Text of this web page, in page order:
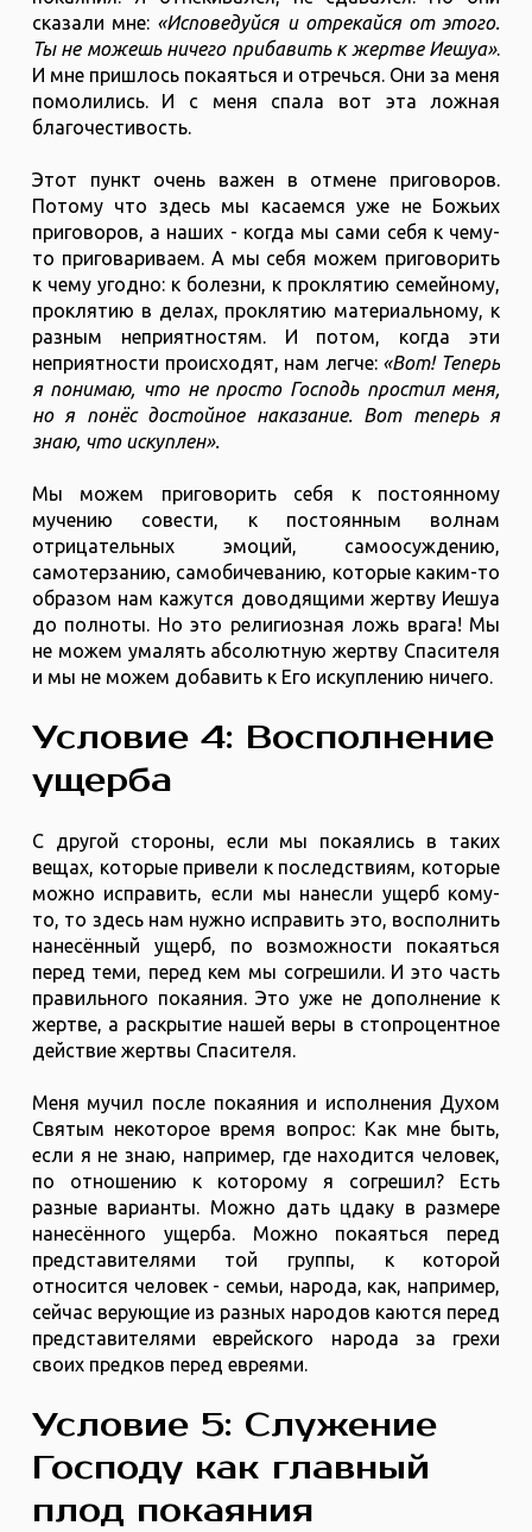
сказали мне: «Исповедуйся и отрекайся от этого.
Ты не можешь ничего прибавить к жертве Иешуа».
И мне пришлось покаяться и отречься. Они за меня
помолились. И с меня спала вот эта ложная
благочестивость.
Этот пункт очень важен в отмене приговоров.
Потому что здесь мы касаемся уже не Божьих
приговоров, а наших - когда мы сами себя к чему-
то приговариваем. А мы себя можем приговорить
к чему угодно: к болезни, к проклятию семейному,
проклятию в делах, проклятию материальному, к
разным неприятностям. И потом, когда эти
неприятности происходят, нам легче: «Вот! Теперь
я понимаю, что не просто Господь простил меня,
но я понёс достойное наказание. Вот теперь я
знаю, что искуплен».
Мы можем приговорить себя к постоянному
мучению совести, к постоянным волнам
отрицательных эмоций, самоосуждению,
самотерзанию, самобичеванию, которые каким-то
образом нам кажутся доводящими жертву Иешуа
до полноты. Но это религиозная ложь врага! Мы
не можем умалять абсолютную жертву Спасителя
и мы не можем добавить к Его искуплению ничего.
Условие 4: Восполнение
ущерба
С другой стороны, если мы покаялись в таких
вещах, которые привели к последствиям, которые
можно исправить, если мы нанесли ущерб кому-
то, то здесь нам нужно исправить это, восполнить
нанесённый ущерб, по возможности покаяться
перед теми, перед кем мы согрешили. И это часть
правильного покаяния. Это уже не дополнение к
жертве, а раскрытие нашей веры в стопроцентное
действие жертвы Спасителя.
Меня мучил после покаяния и исполнения Духом
Святым некоторое время вопрос: Как мне быть,
если я не знаю, например, где находится человек,
по отношению к которому я согрешил? Есть
разные варианты. Можно дать цдаку в размере
нанесённого ущерба. Можно покаяться перед
представителями той группы, к которой
относится человек - семьи, народа, как, например,
сейчас верующие из разных народов каются перед
представителями еврейского народа за грехи
своих предков перед евреями.
Условие 5: Служение
Господу как главный
плод покаяния